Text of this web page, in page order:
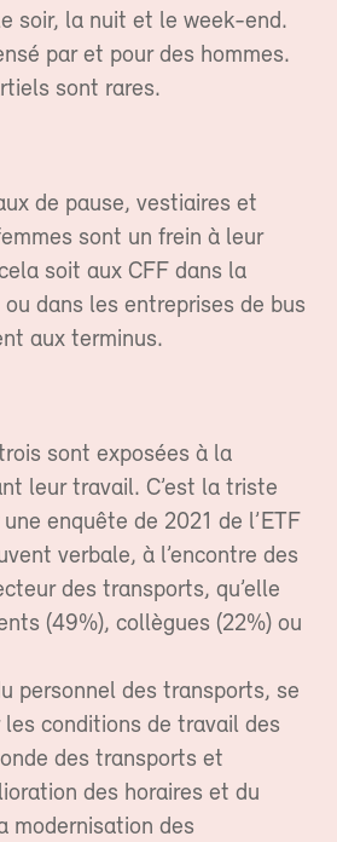
soir, la nuit et le week-end.
par et pour des hommes.
sont rares.
de pause, vestiaires et
sont un frein à leur
soit aux CFF dans la
dans les entreprises de bus
aux terminus.
sont exposées à la
leur travail. C’est la triste
enquête de 2021 de l’ETF
verbale, à l’encontre des
des transports, qu’elle
(49%), collègues (22%) ou
personnel des transports, se
conditions de travail des
des transports et
des horaires et du
modernisation des